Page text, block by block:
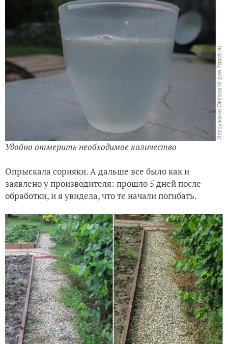
Удобно отмерить необходимое количество
Опрыскала сорняки. А дальше все было как и
заявлено у производителя: прошло 5 дней после
обработки, и я увидела, что те начали погибать.